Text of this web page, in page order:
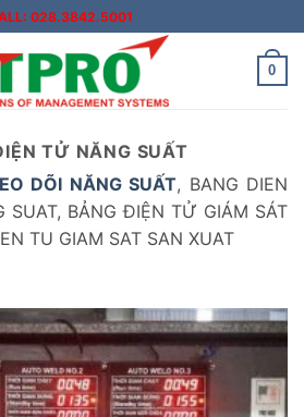
028.3842.5001
0
TỬ NĂNG SUẤT
DÕI NĂNG SUẤT, BANG DIEN
SUAT, BẢNG ĐIỆN TỬ GIÁM SÁT
TU GIAM SAT SAN XUAT